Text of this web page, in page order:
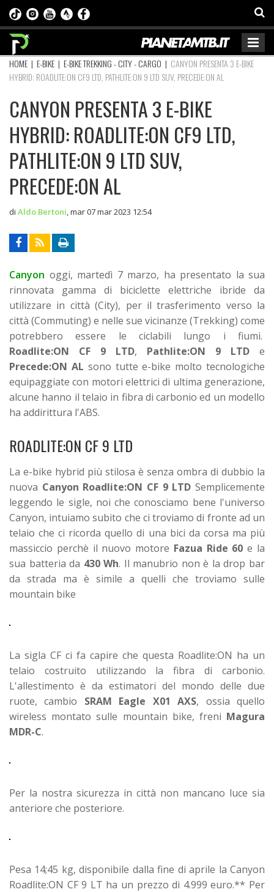
HOME | E-BIKE | E-BIKE TREKKING - CITY - CARGO | CANYON PRESENTA 3 E-BIKE
HYBRID: ROADLITE:ON CF9 LTD, PATHLITE:ON 9 LTD SUV, PRECEDE:ON AL
CANYON PRESENTA 3 E-BIKE
HYBRID: ROADLITE:ON CF9 LTD,
PATHLITE:ON 9 LTD SUV,
PRECEDE:ON AL
di Aldo Bertoni mar 07 mar 2023 12:54
Canyon oggi, martedì 7 marzo, ha presentato la sua
rinnovata gamma di biciclette elettriche ibride da
utilizzare in città (City), per il trasferimento verso la
città (Commuting) e nelle sue vicinanze (Trekking) come
potrebbero essere le ciclabili lungo i fiumi.
Roadlite:ON CF 9 LTD, Pathlite:ON 9 LTD e
Precede:ON AL sono tutte e-bike molto tecnologiche
equipaggiate con motori elettrici di ultima generazione,
alcune hanno il telaio in fibra di carbonio ed un modello
ha addirittura l'ABS.
ROADLITE:ON CF 9 LTD
La e-bike hybrid più stilosa è senza ombra di dubbio la
nuova Canyon Roadlite:ON CF 9 LTD Semplicemente
leggendo le sigle, noi che conosciamo bene l'universo
Canyon, intuiamo subito che ci troviamo di fronte ad un
telaio che ci ricorda quello di una bici da corsa ma più
massiccio perchè il nuovo motore Fazua Ride 60 e la
sua batteria da 430 Wh. Il manubrio non è la drop bar
da strada ma è simile a quelli che troviamo sulle
mountain bike
La sigla CF ci fa capire che questa Roadlite:ON ha un
telaio costruito utilizzando la fibra di carbonio.
L'allestimento è da estimatori del mondo delle due
ruote, cambio SRAM Eagle X01 AXS, ossia quello
wireless montato sulle mountain bike, freni Magura
MDR-C.
Per la nostra sicurezza in città non mancano luce sia
anteriore che posteriore.
Pesa 14;45 kg, disponibile dalla fine di aprile la Canyon
Roadlite:ON CF 9 LT ha un prezzo di 4.999 euro.** Per